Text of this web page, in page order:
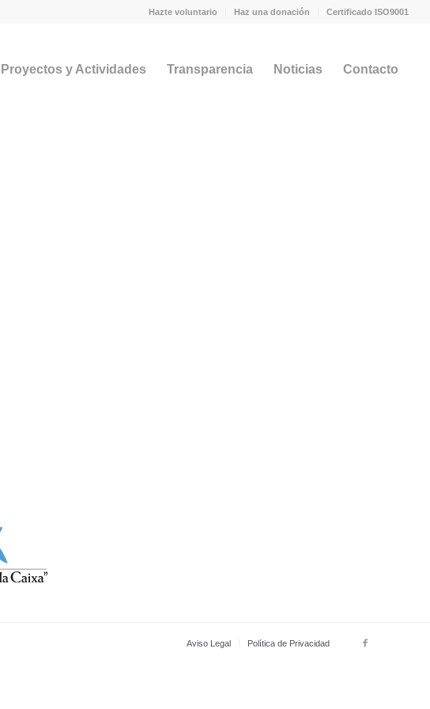
Hazte voluntario Haz una donación Certificado ISO9001
Proyectos y Actividades Transparencia Noticias Contacto
Aviso Legal Política de Privacidad